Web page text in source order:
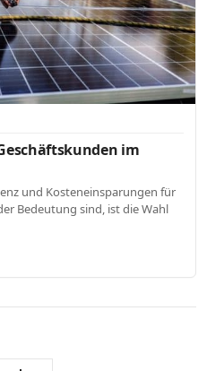
im
und Kosteneinsparungen für
Bedeutung sind, ist die Wahl